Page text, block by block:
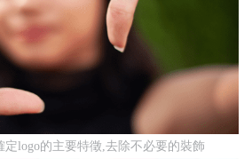
logo的主要特徵,去除不必要的裝飾